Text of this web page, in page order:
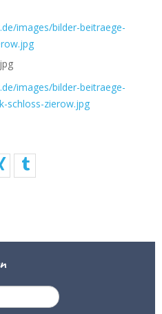
images/bilder-beitraege-
images/bilder-beitraege-
schloss-zierow.jpg